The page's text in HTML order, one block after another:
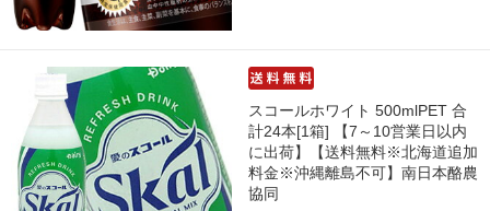
スコールホワイト 500mlPET 合
計24本[1箱] 【7～10営業日以内
に出荷】【送料無料※北海道追加
料金※沖縄離島不可】南日本酪農
協同